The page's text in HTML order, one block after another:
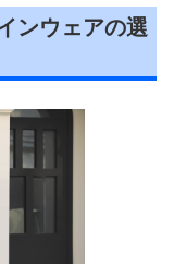
ンウェアの選